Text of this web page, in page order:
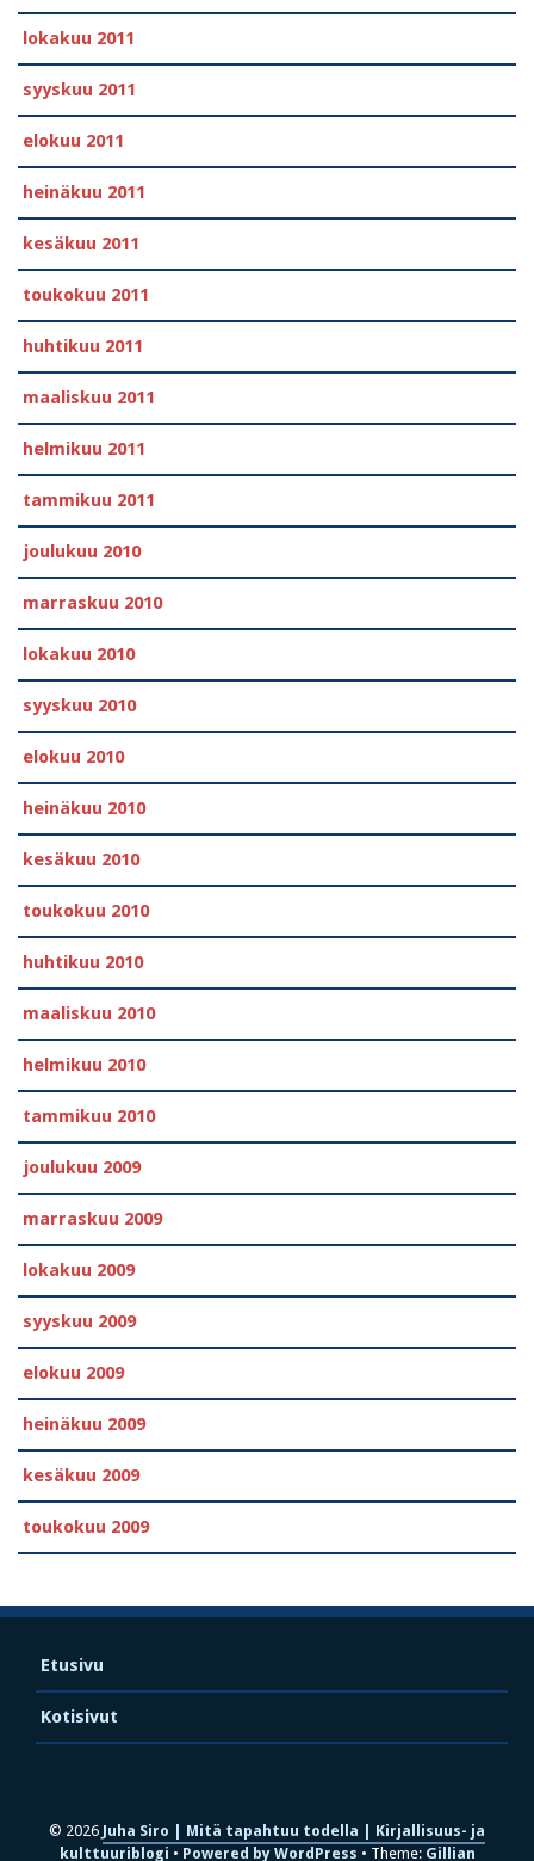
lokakuu 2011
syyskuu 2011
elokuu 2011
heinäkuu 2011
kesäkuu 2011
toukokuu 2011
huhtikuu 2011
maaliskuu 2011
helmikuu 2011
tammikuu 2011
joulukuu 2010
marraskuu 2010
lokakuu 2010
syyskuu 2010
elokuu 2010
heinäkuu 2010
kesäkuu 2010
toukokuu 2010
huhtikuu 2010
maaliskuu 2010
helmikuu 2010
tammikuu 2010
joulukuu 2009
marraskuu 2009
lokakuu 2009
syyskuu 2009
elokuu 2009
heinäkuu 2009
kesäkuu 2009
toukokuu 2009
Etusivu
Kotisivut
© 2026 Juha Siro | Mitä tapahtuu todella | Kirjallisuus- ja
kulttuuriblogi
Powered by WordPress Theme: Gillian